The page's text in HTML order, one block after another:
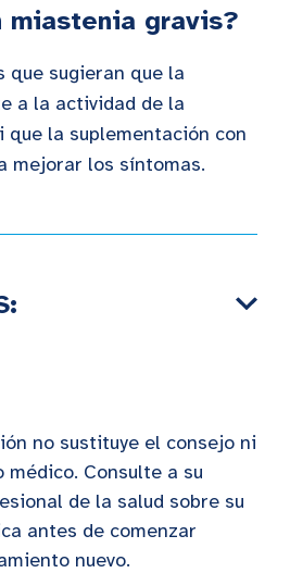
miastenia gravis?
que sugieran que la
a la actividad de la
la suplementación con
mejorar los síntomas.
no sustituye el consejo ni
Consulte a su
de la salud sobre su
antes de comenzar
nuevo.